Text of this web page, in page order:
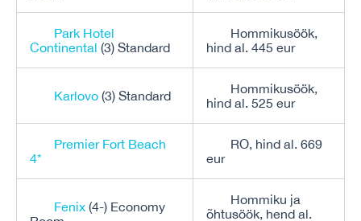
Park Hotel
Continental (3) Standard
Hommikusöök,
hind al. 445 eur
Karlovo (3) Standard
Hommikusöök,
hind al. 525 eur
Premier Fort Beach
4*
RO, hind al. 669
eur
Fenix (4-) Economy
Hommiku ja
õhtusöök, hend al.